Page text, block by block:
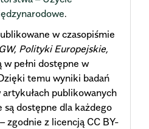
.
w czasopiśmie
Polityki Europejskie,
w pełni dostępne w
temu wyniki badań
publikowanych
są dostępne dla każdego
zgodnie z licencją CC BY-